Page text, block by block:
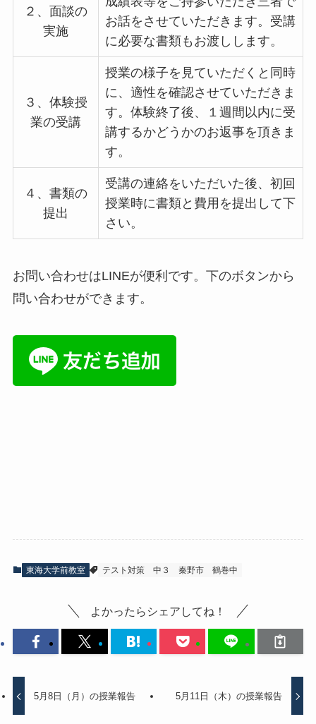
２、面談の
実施
お話をさせていただきます。受講
に必要な書類もお渡しします。
３、体験授
業の受講
授業の様子を見ていただくと同時
に、適性を確認させていただきま
す。体験終了後、１週間以内に受
講するかどうかのお返事を頂きま
す。
４、書類の
提出
受講の連絡をいただいた後、初回
授業時に書類と費用を提出して下
さい。
お問い合わせはLINEが便利です。下のボタンから
問い合わせができます。
東海大学前教室 テスト対策 中３ 秦野市 鶴巻中
よかったらシェアしてね！
5月8日（月）の授業報告 5月11日（木）の授業報告